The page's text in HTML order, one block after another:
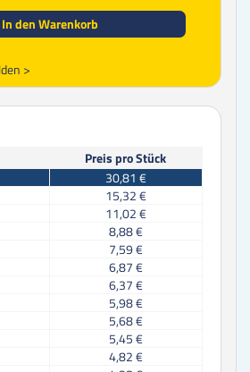
In den Warenkorb
>
Preis pro Stück
30,81 €
15,32 €
11,02 €
8,88 €
7,59 €
6,87 €
6,37 €
5,98 €
5,68 €
5,45 €
4,82 €